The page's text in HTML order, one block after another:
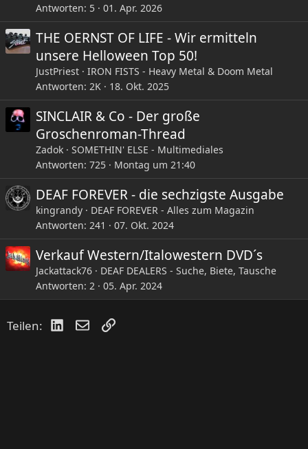
Antworten 5 01. Apr. 2026
THE OERNST OF LIFE - Wir ermitteln
unsere Helloween Top 50!
JustPriest
IRON FISTS - Heavy Metal & Doom Metal
Antworten 2K 18. Okt. 2025
SINCLAIR & Co - Der große
Groschenroman-Thread
Zadok
SOMETHIN' ELSE - Multimediales
Antworten 725 Montag um 21:40
DEAF FOREVER - die sechzigste Ausgabe
kingrandy
DEAF FOREVER - Alles zum Magazin
Antworten 241 07. Okt. 2024
Verkauf Western/Italowestern DVD´s
Jackattack76
DEAF DEALERS - Suche, Biete, Tausche
Antworten 2 05. Apr. 2024
Teilen: LinkedIn
E-MailLink